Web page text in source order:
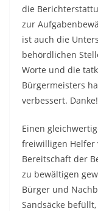
die
zur
ist auch die
behördlichen
Worte und die
Bürgermeisters
verbessert. Danke!
Einen
freiwilligen Helfer
Bereitschaft der
zu bewältigen
Bürger und
Sandsäcke